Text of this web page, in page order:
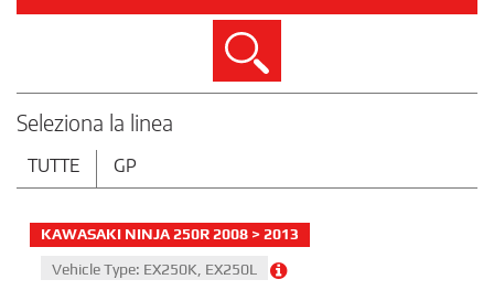
Cerca
Seleziona la linea
TUTTE GP
KAWASAKI NINJA 250R 2008 > 2013
Vehicle Type: EX250K, EX250L